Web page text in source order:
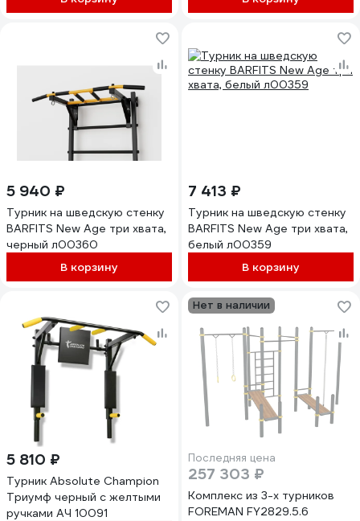
5 940 ₽
Турник на шведскую стенку
BARFITS New Age три хвата,
черный л00360
В корзину
7 413 ₽
Турник на шведскую стенку
BARFITS New Age три хвата,
белый л00359
В корзину
5 810 ₽
Турник Absolute Champion
Триумф черный с желтыми
ручками АЧ 10091
Нет в наличии
Последняя цена
257 303 ₽
Комплекс из 3-х турников
FOREMAN FY2829.5.6